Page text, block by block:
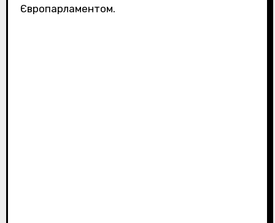
Європарламентом.